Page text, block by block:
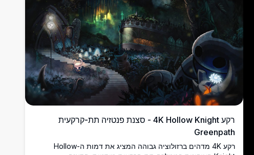
רקע 4K Hollow Knight - סצנת פנטזיה תת-קרקעית
Greenpath
רקע 4K מדהים ברזולוציה גבוהה המציג את דמות ה-Hollow